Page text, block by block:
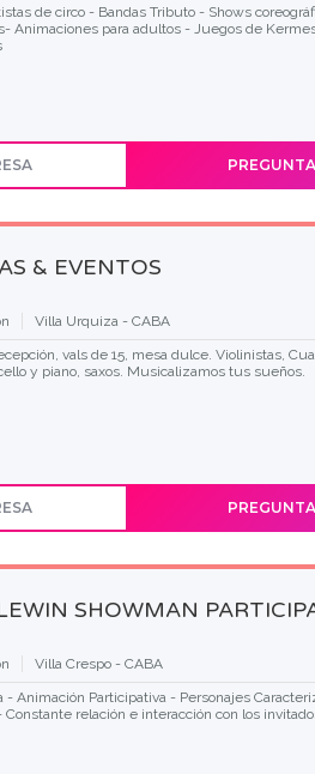
de circo - Bandas Tributo - Shows
Animaciones para adultos - Juegos de
& EVENTOS
Villa Urquiza - CABA
vals de 15, mesa dulce. Violinistas,
y piano, saxos. Musicalizamos tus sueños.
SHOWMAN
Villa Crespo - CABA
Animación Participativa - Personajes
relación e interacción con los